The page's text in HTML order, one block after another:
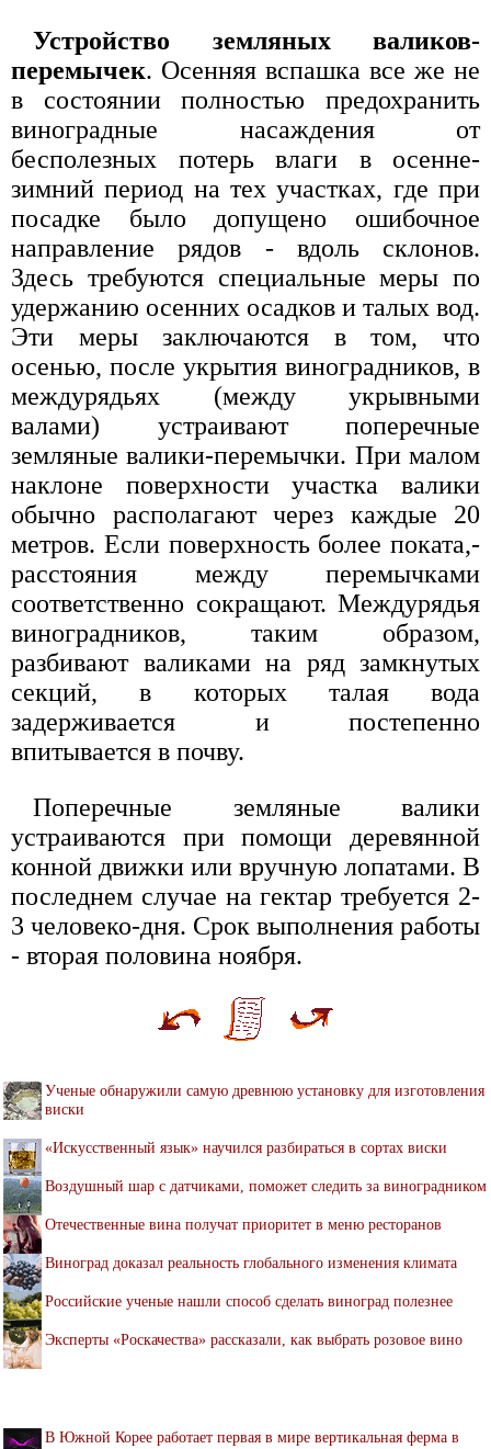
Устройство земляных валиков-
перемычек. Осенняя вспашка все же не
в состоянии полностью предохранить
виноградные насаждения от
бесполезных потерь влаги в осенне-
зимний период на тех участках, где при
посадке было допущено ошибочное
направление рядов - вдоль склонов.
Здесь требуются специальные меры по
удержанию осенних осадков и талых вод.
Эти меры заключаются в том, что
осенью, после укрытия виноградников, в
междурядьях (между укрывными
валами) устраивают поперечные
земляные валики-перемычки. При малом
наклоне поверхности участка валики
обычно располагают через каждые 20
метров. Если поверхность более поката,-
расстояния между перемычками
соответственно сокращают. Междурядья
виноградников, таким образом,
разбивают валиками на ряд замкнутых
секций, в которых талая вода
задерживается и постепенно
впитывается в почву.
Поперечные земляные валики
устраиваются при помощи деревянной
конной движки или вручную лопатами. В
последнем случае на гектар требуется 2-
3 человеко-дня. Срок выполнения работы
- вторая половина ноября.
Ученые обнаружили самую древнюю установку для изготовления
виски
«Искусственный язык» научился разбираться в сортах виски
Воздушный шар с датчиками, поможет следить за виноградником
Отечественные вина получат приоритет в меню ресторанов
Виноград доказал реальность глобального изменения климата
Российские ученые нашли способ сделать виноград полезнее
Эксперты «Роскачества» рассказали, как выбрать розовое вино
В Южной Корее работает первая в мире вертикальная ферма в